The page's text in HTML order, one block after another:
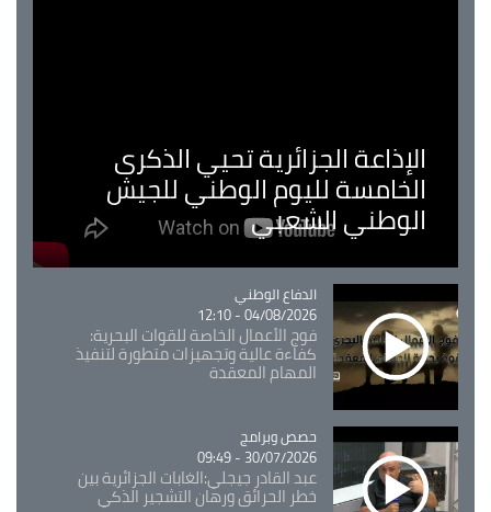
الإذاعة الجزائرية تحيي الذكرى
الخامسة لليوم الوطني للجيش
الوطني الشعبي
Catégorie
الدفاع الوطني
04/08/2026 - 12:10
فوج الأعمال الخاصة للقوات البحرية:
كفاءة عالية وتجهيزات متطورة لتنفيذ
المهام المعقدة
Catégorie
حصص وبرامج
30/07/2026 - 09:49
عبد القادر جيجلي:الغابات الجزائرية بين
خطر الحرائق ورهان التشجير الذكي